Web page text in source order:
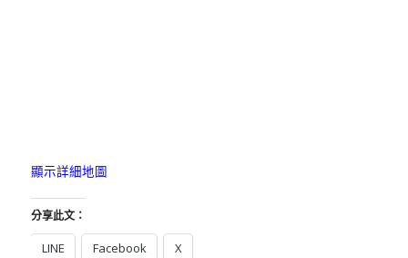
顯示詳細地圖
分享此文：
LINE Facebook X